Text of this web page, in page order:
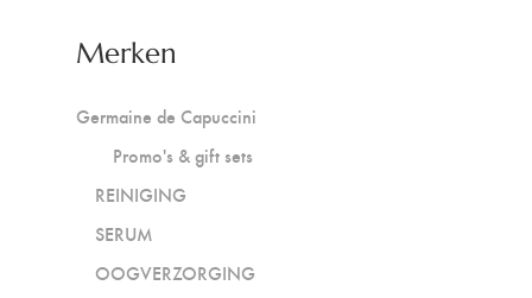
Merken
Germaine de Capuccini
Promo's & gift sets
REINIGING
SERUM
OOGVERZORGING